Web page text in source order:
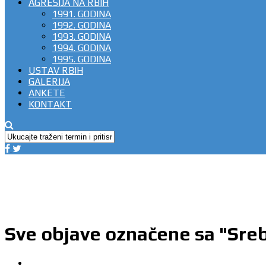
AGRESIJA NA RBIH
1991. GODINA
1992. GODINA
1993. GODINA
1994. GODINA
1995. GODINA
USTAV RBIH
GALERIJA
ANKETE
KONTAKT
Sve objave označene sa